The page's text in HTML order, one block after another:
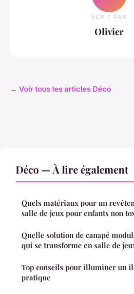
ECRIT PAR
Olivier
← Voir tous les articles Déco
Déco — À lire également
Quels matériaux pour un
salle de jeux pour enfants non
Quelle solution de canapé
qui se transforme en salle de
Top conseils pour illuminer un
pratique